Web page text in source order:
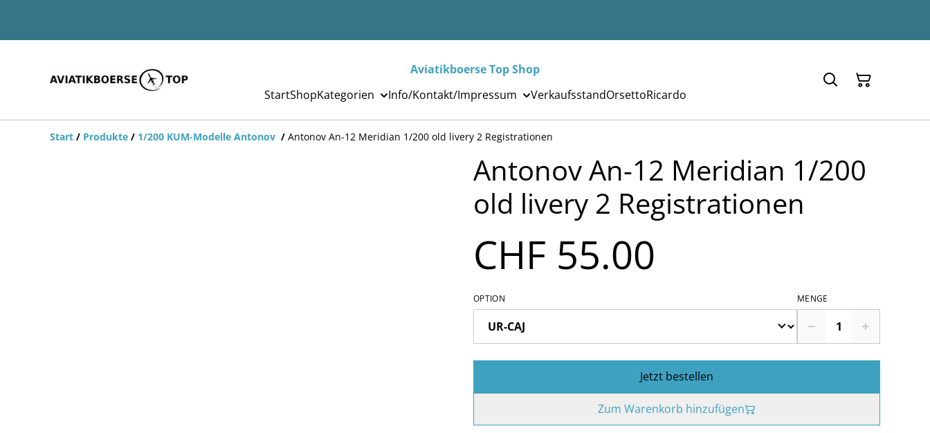
Aviatikboerse Top Shop
StartShopKategorien Info/Kontakt/Impressum VerkaufsstandOrsettoRicardo
Start / Produkte / 1/200 KUM-Modelle Antonov / Antonov An-12 Meridian 1/200 old livery 2 Registrationen
Antonov An-12 Meridian 1/200
old livery 2 Registrationen
CHF 55.00
OPTION MENGE
Jetzt bestellen
Zum Warenkorb hinzufügen